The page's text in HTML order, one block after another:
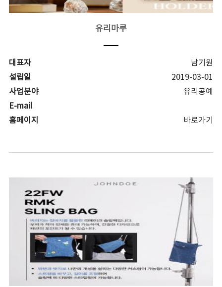
유리마루
대표자
남기원
설립일
2019-03-01
사업분야
유리공예
E-mail
홈페이지
바로가기